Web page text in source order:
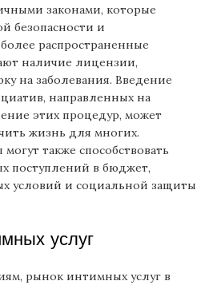
законами, которые
безопасности и
распространенные
наличие лицензии,
на заболевания. Введение
направленных на
этих процедур, может
жизнь для многих.
также способствовать
поступлений в бюджет,
условий и социальной защиты
услуг
рынок интимных услуг в